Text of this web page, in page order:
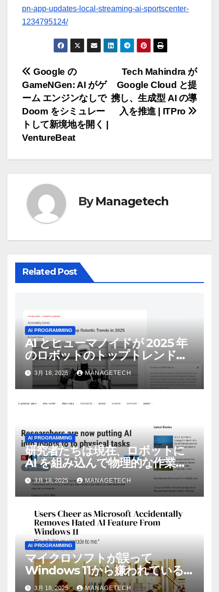
pn-app-updates-local-streaming-ai-sportscenter-
1234795124/
投
稿
ナ
ビ
ゲ
シ
ョ
ン
Tech Mahindra が
Google Cloud と提
携し、生成型 AI の導
入を推進 | ITPro
Google の
GameNGen: AI がゲ
ーム エンジンなしで
Doom をシミュレー
トして新境地を開く |
VentureBeat
ByManagetech
Related Post
AI PROGRAMMING
AI とヒューマノイドが 2025 年
のロボットのトップトレンドに |
ASSEMBLY
3月 18, 2025 MANAGETECH
AI PROGRAMMING
研究者たちは現在、ロボットに
AI を組み込んで物理的な作業を
実行させている | ノーザン パブ
リック ラジオ: WNIJ および
WNIU
3月 18, 2025 MANAGETECH
AI PROGRAMMING
マイクロソフトが誤って
Windows 11から嫌われている
AI機能を削除したことにユーザ
3月 18, 2025 MANAGETECH